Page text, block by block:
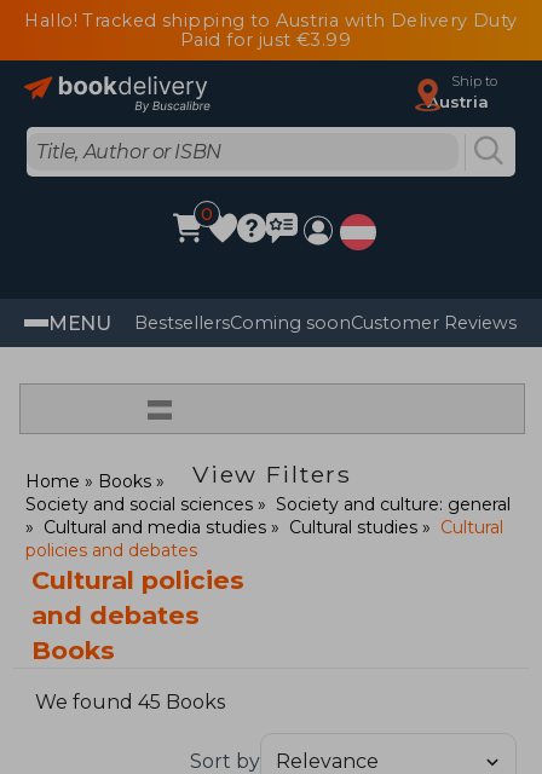
Hallo! Tracked shipping to Austria with Delivery Duty
Paid for just €3.99
Ship to
Austria
0
MENU BestsellersComing soonCustomer Reviews
=
View Filters
Home
Books
Society and social sciences
Society and culture: general
Cultural and media studies
Cultural studies
Cultural
policies and debates
Cultural policies
and debates
Books
We found 45 Books
Sort by